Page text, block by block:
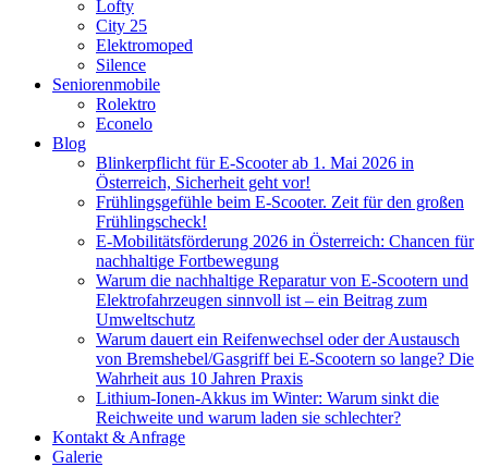
Lofty
City 25
Elektromoped
Silence
Seniorenmobile
Rolektro
Econelo
Blog
Blinkerpflicht für E-Scooter ab 1. Mai 2026 in
Österreich, Sicherheit geht vor!
Frühlingsgefühle beim E-Scooter. Zeit für den großen
Frühlingscheck!
E-Mobilitätsförderung 2026 in Österreich: Chancen für
nachhaltige Fortbewegung
Warum die nachhaltige Reparatur von E-Scootern und
Elektrofahrzeugen sinnvoll ist – ein Beitrag zum
Umweltschutz
Warum dauert ein Reifenwechsel oder der Austausch
von Bremshebel/Gasgriff bei E-Scootern so lange? Die
Wahrheit aus 10 Jahren Praxis
Lithium-Ionen-Akkus im Winter: Warum sinkt die
Reichweite und warum laden sie schlechter?
Kontakt & Anfrage
Galerie